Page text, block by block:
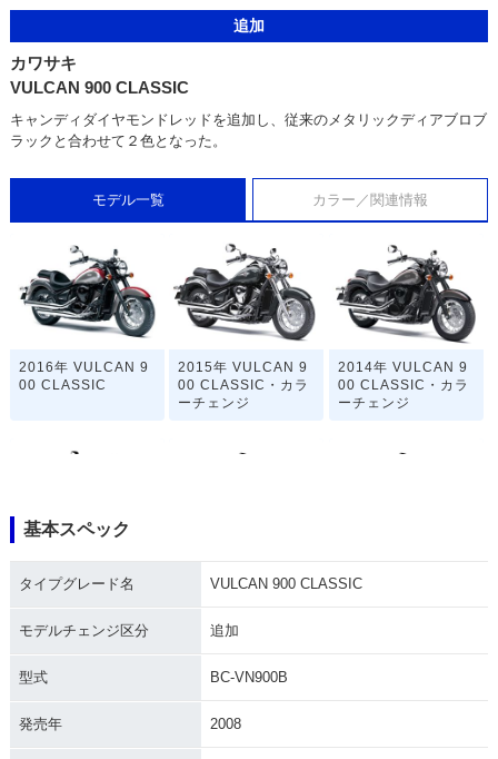
追加
カワサキ
VULCAN 900 CLASSIC
キャンディダイヤモンドレッドを追加し、従来のメタリックディアブロブ
ラックと合わせて２色となった。
モデル一覧 カラー／関連情報
2016年 VULCAN 9
00 CLASSIC
2015年 VULCAN 9
00 CLASSIC・カラ
ーチェンジ
2014年 VULCAN 9
00 CLASSIC・カラ
ーチェンジ
00 CLASSIC・カラ
00 CLASSIC・カラ
00 CLASSIC・カラ
基本スペック
タイプグレード名 VULCAN 900 CLASSIC
モデルチェンジ区分 追加
型式 BC-VN900B
発売年 2008